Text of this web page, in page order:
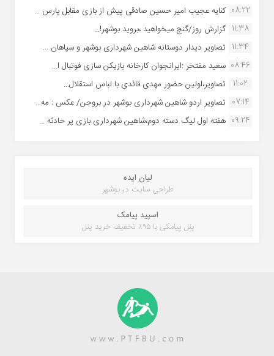
08:22 کنایه عجیب امیر حسین صادقی پیش از بازی مقابل پارس ...
11:38 گزارش روز/گنج میخواهید ،بروید بوشهر!...
11:34 تصاویر دیدار دوستانه شاهین شهردارى بوشهر و سپاهان ...
08:46 سعید مفتخر :ایرانجوان کارخانه بازیکن سازی فوتبال ا...
11:02
تصاویر،اولین حضور مهدی قائدی با لباس استقلال...
07:14 تصاویر اردو شاهین شهرداری بوشهر در بروجن/ عکس : مه...
09:24 هفته اول لیگ دسته دوم،شاهین شهرداری بازی پر حادثه ...
لیان ایده
طراحی سایت در بوشهر
اسپید پیامک
پنل پیامکی با ۹۵٪ تخفیف خرید پنل